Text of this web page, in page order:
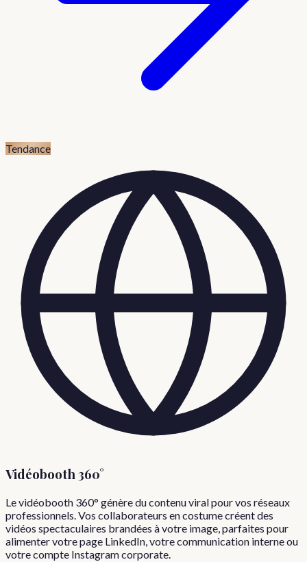
Tendance
Vidéobooth 360°
Le vidéobooth 360° génère du contenu viral pour vos réseaux
professionnels. Vos collaborateurs en costume créent des
vidéos spectaculaires brandées à votre image, parfaites pour
alimenter votre page LinkedIn, votre communication interne ou
votre compte Instagram corporate.